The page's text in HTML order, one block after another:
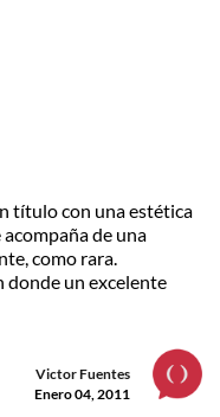
título con una estética
de una
como rara.
donde un excelente
Victor Fuentes
Enero 04, 2011